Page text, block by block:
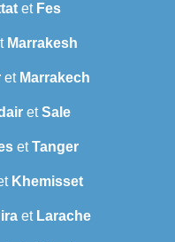
et Fes
Marrakesh
et Marrakech
etSale
etTanger
Khemisset
et Larache